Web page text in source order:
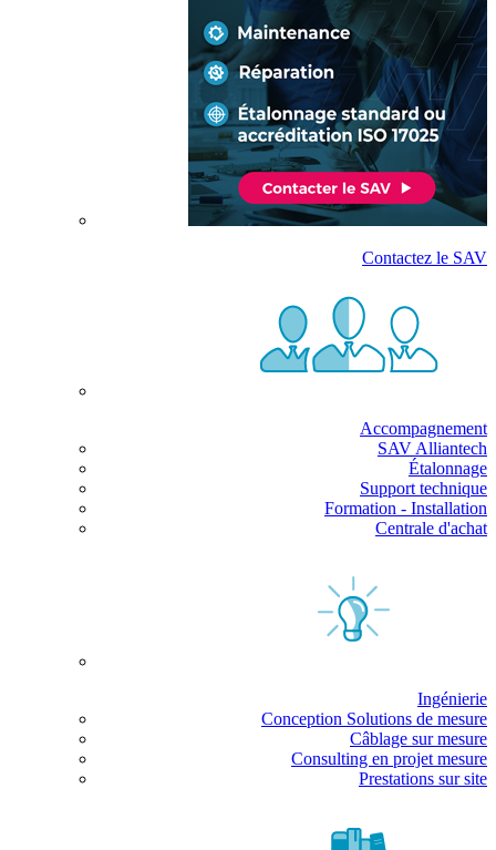
Contactez le SAV
Accompagnement
SAV Alliantech
Étalonnage
Support technique
Formation - Installation
Centrale d'achat
Ingénierie
Conception Solutions de mesure
Câblage sur mesure
Consulting en projet mesure
Prestations sur site